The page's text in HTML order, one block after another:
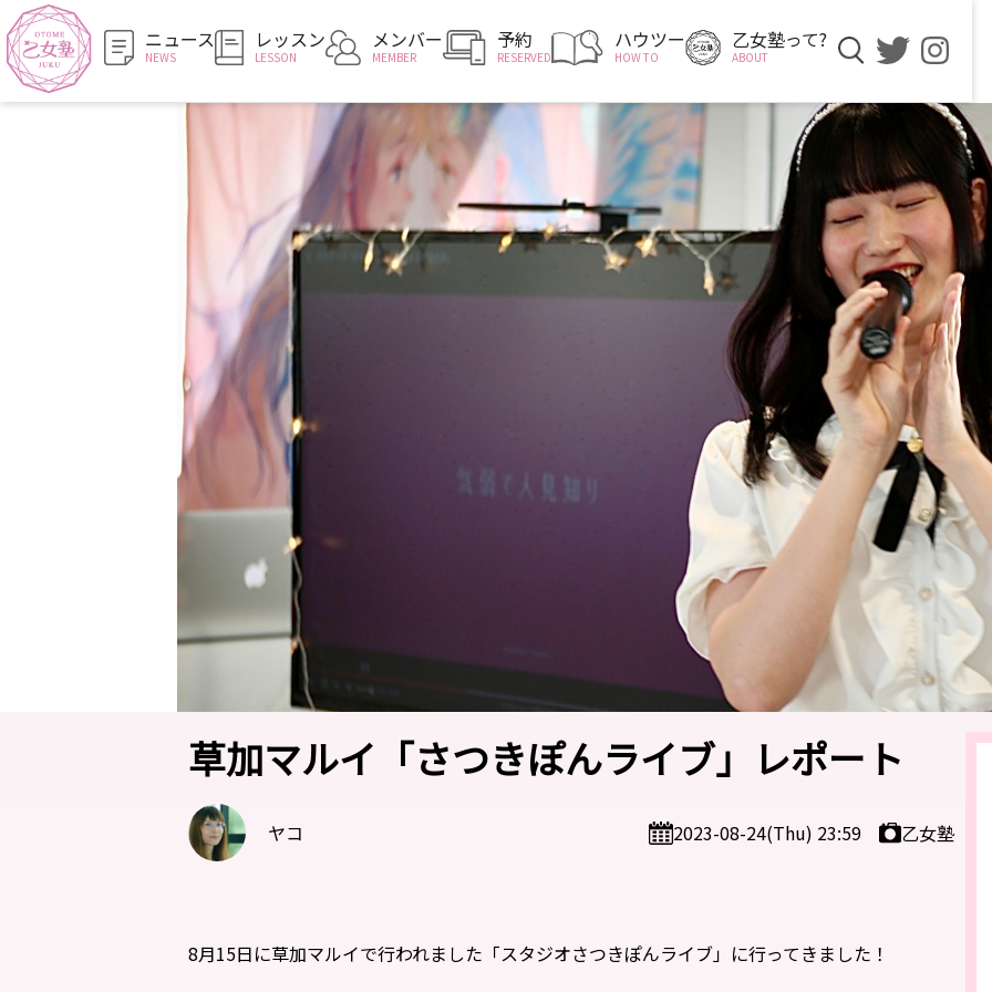
ニュース
NEWS
レッスン
LESSON
メンバー
MEMBER
予約
RESERVED
ハウツー
HOW TO
乙女塾って?
ABOUT
草加マルイ「さつきぽんライブ」レポート
ヤコ 2023-08-24(Thu) 23:59 乙女塾
8月15日に草加マルイで行われました「スタジオさつきぽんライブ」に行ってきました！